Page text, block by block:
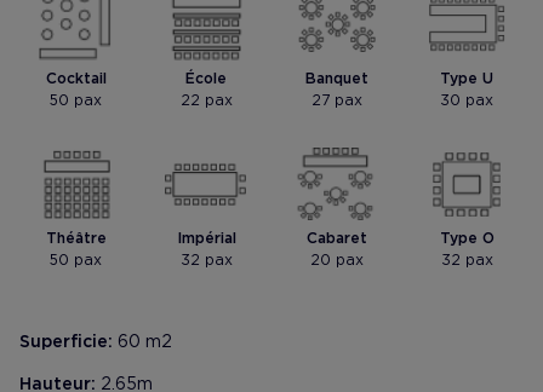
Mostrar foto Mostrar foto
Cocktail
50 pax
Théâtre
50 pax
École
22 pax
Impérial
32 pax
Banquet
27 pax
Cabaret
20 pax
Type U
30 pax
Type O
32 pax
Superficie: 60 m2
Hauteur: 2.65m